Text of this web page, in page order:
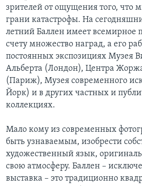
зрителей от ощущения того, что
грани катастрофы. На
летний Баллен имеет всемирное
счету множество наград, а его
постоянных экспозициях Музея
Альберта (Лондон), Центра
(Париж), Музея современного
Йорк) и в других частных и
коллекциях.
Мало кому из современных
быть узнаваемым, изобрести
художественный язык,
свою атмосферу. Баллен –
выставка – это традиционно